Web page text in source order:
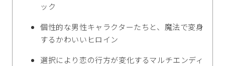
ック
個性的な男性キャラクターたちと、魔法で変身
するかわいいヒロイン
選択により恋の行方が変化するマルチエンディ